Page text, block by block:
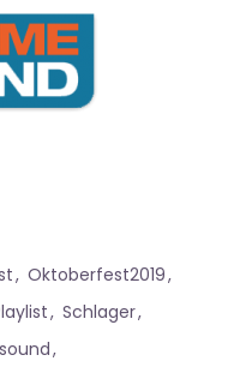
Oktoberfest2019
Schlager